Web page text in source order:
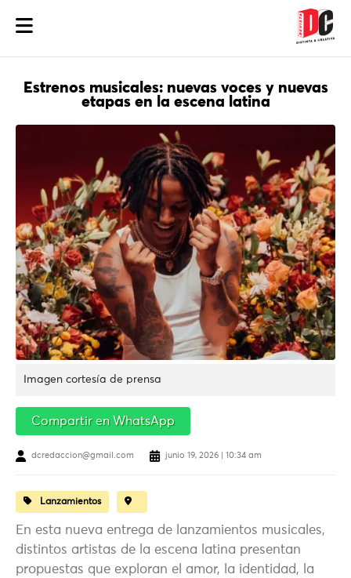
Estrenos musicales: nuevas voces y nuevas
etapas en la escena latina
Imagen cortesía de prensa
Compartir en WhatsApp
dcredaccion@gmail.com junio 19, 2026 | 10:34 am
Lanzamientos
En esta nueva entrega de lanzamientos musicales,
distintos artistas de la escena latina presentan
propuestas que exploran el amor, la identidad, la